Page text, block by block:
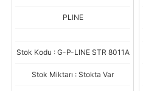
PLINE
Stok Kodu : G-P-LINE STR 8011A
Stok Miktarı : Stokta Var